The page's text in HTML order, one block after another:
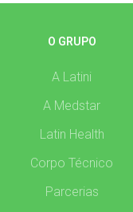
O GRUPO
A Latini
A Medstar
Latin Health
Corpo Técnico
Parcerias